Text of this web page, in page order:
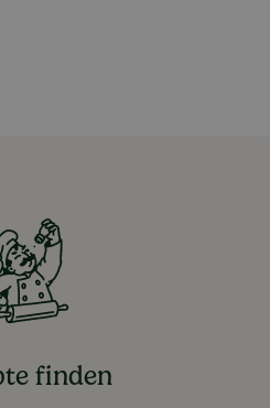
finden